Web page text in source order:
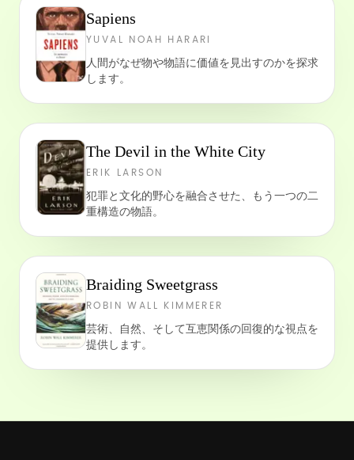
Sapiens
YUVAL NOAH HARARI
人間がなぜ物や物語に価値を見出すのかを探求
します。
The Devil in the White City
ERIK LARSON
犯罪と文化的野心を融合させた、もう一つの二
重構造の物語。
Braiding Sweetgrass
ROBIN WALL KIMMERER
芸術、自然、そして互恵関係の回復的な視点を
提供します。